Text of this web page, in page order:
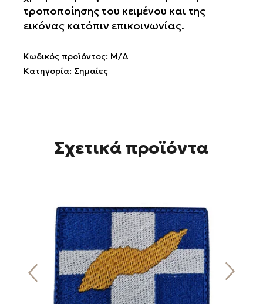
τροποποίησης του κειμένου και της
εικόνας κατόπιν επικοινωνίας.
Κωδικός προϊόντος: Μ/Δ
Κατηγορία: Σημαίες
Σχετικά προϊόντα